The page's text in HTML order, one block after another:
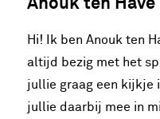
Anouk ten Have
Hi! Ik ben Anouk ten
altijd bezig met het
jullie graag een kijkje
jullie daarbij mee in